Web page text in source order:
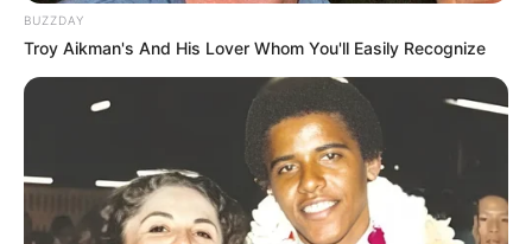
Serem! 9 Chat Ojek Online &
Pelanggan Ini Bikin Auto
Merinding
BUZZDAY
Troy Aikman's And His Lover Whom You'll Easily Recognize